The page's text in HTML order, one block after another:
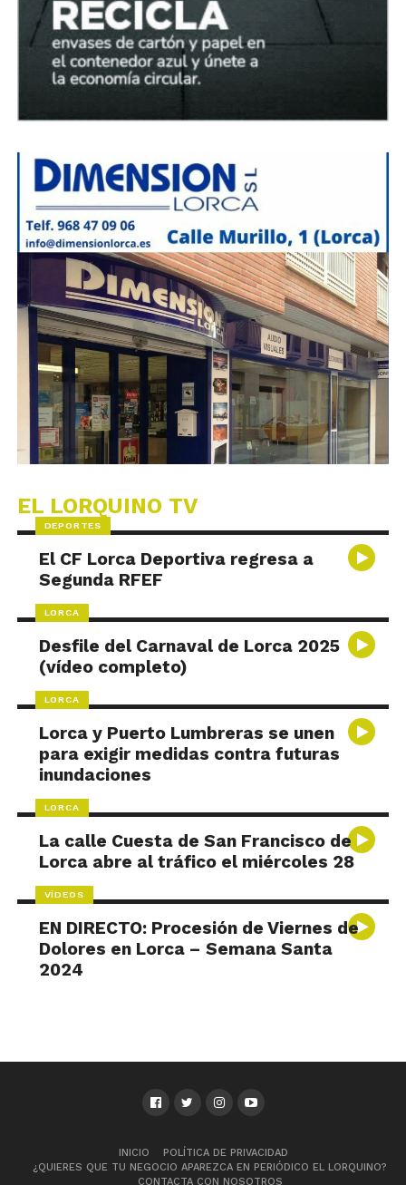
EL LORQUINO TV
DEPORTES
El CF Lorca Deportiva regresa a
Segunda RFEF
LORCA
Desfile del Carnaval de Lorca 2025
(vídeo completo)
LORCA
Lorca y Puerto Lumbreras se unen
para exigir medidas contra futuras
inundaciones
LORCA
La calle Cuesta de San Francisco de
Lorca abre al tráfico el miércoles 28
VÍDEOS
EN DIRECTO: Procesión de Viernes de
Dolores en Lorca – Semana Santa
2024
INICIO
POLÍTICA DE PRIVACIDAD
¿QUIERES QUE TU NEGOCIO APAREZCA EN PERIÓDICO EL LORQUINO?
CONTACTA CON NOSOTROS